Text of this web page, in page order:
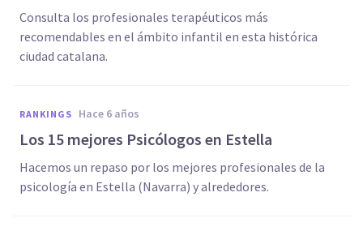
Consulta los profesionales terapéuticos más
recomendables en el ámbito infantil en esta histórica
ciudad catalana.
RANKINGS hace 6 años
Los 15 mejores Psicólogos en Estella
Hacemos un repaso por los mejores profesionales de la
psicología en Estella (Navarra) y alrededores.